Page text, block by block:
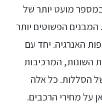
מועט יותר של
הפשוטים יותר
האנרגיה. יחד עם
השונות, המרכיבות
של הסללות. כל אלה
על מחירי הרכבים.